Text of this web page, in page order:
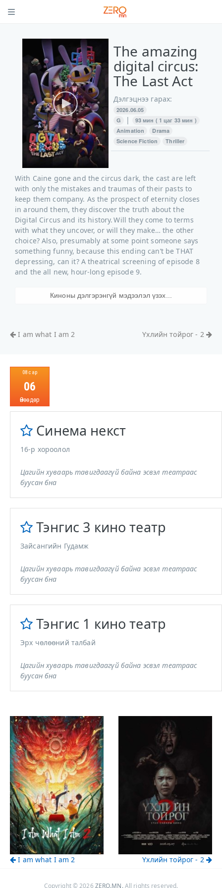
The amazing
digital circus:
The Last Act
Дэлгэцнээ гарах:
2026.06.05
G
|
93 мин ( 1 цаг 33 мин )
Animation
Drama
Science Fiction
Thriller
With Caine gone and the circus dark, the cast are left
with only the mistakes and traumas of their pasts to
keep them company. As the prospect of eternity closes
in around them, they discover the truth about the
Digital Circus and its history. Will they come to terms
with what they uncover, or will they make… the other
choice? Also, presumably at some point someone says
something funny, because this ending can’t be THAT
depressing, can it? A theatrical screening of episode 8
and the all new, hour-long episode 9.
Киноны дэлгэрэнгүй мэдээлэл үзэх...
I am what I am 2 Үхлийн тойрог - 2
08 сар
06
Өнөөдөр
Синема некст
16-р хороолол
Цагийн хуваарь тавигдаагүй байна эсвэл театраас
буусан бна
Тэнгис 3 кино театр
Зайсангийн Гудамж
Цагийн хуваарь тавигдаагүй байна эсвэл театраас
буусан бна
Тэнгис 1 кино театр
Эрх чөлөөний талбай
Цагийн хуваарь тавигдаагүй байна эсвэл театраас
буусан бна
I am what I am 2 Үхлийн тойрог - 2
Copyright © 2026 ZERO.MN.All rights reserved.